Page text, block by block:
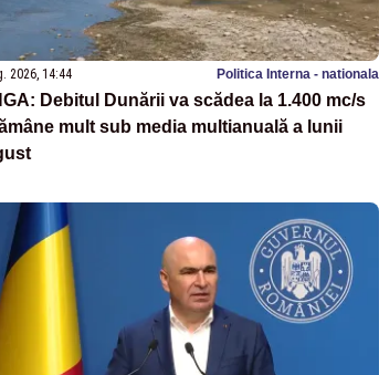
2026, 14:44 Politica Interna - nationala
Debitul Dunării va scădea la 1.400 mc/s
mult sub media multianuală a lunii